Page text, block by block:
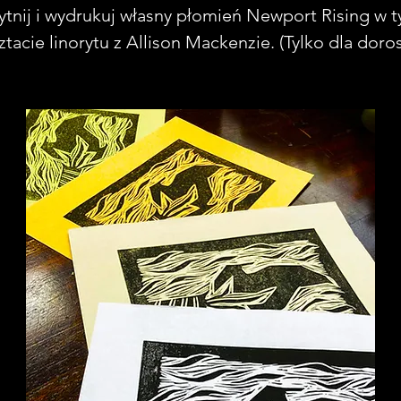
i wydrukuj własny płomień Newport Rising w
linorytu z Allison Mackenzie. (Tylko dla